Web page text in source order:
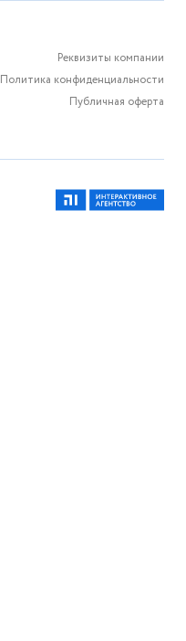
Реквизиты компании
Политика конфиденциальности
Публичная оферта